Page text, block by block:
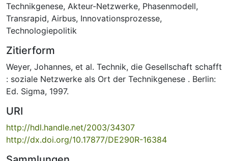
Technikgenese, Akteur-Netzwerke, Phasenmodell,
Transrapid, Airbus, Innovationsprozesse,
Technologiepolitik
Zitierform
Weyer, Johannes, et al. Technik, die Gesellschaft schafft
: soziale Netzwerke als Ort der Technikgenese . Berlin:
Ed. Sigma, 1997.
URI
http://hdl.handle.net/2003/34307
http://dx.doi.org/10.17877/DE290R-16384